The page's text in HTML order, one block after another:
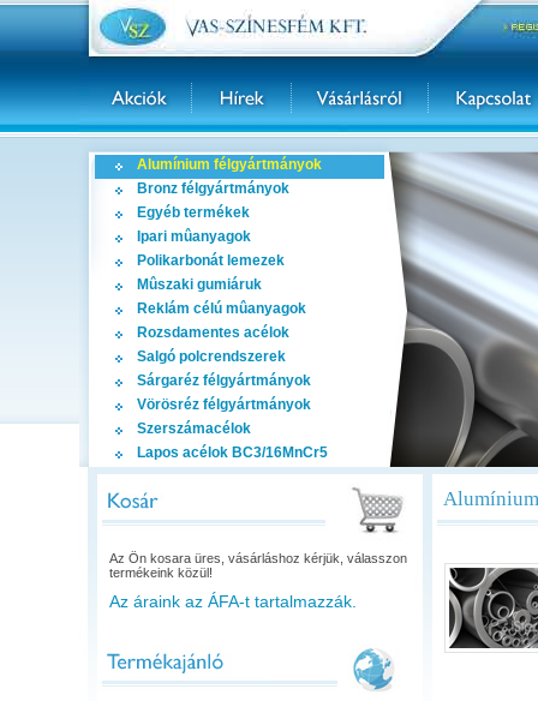
Alumínium félgyártmányok
Bronz félgyártmányok
Egyéb termékek
Ipari mûanyagok
Polikarbonát lemezek
Mûszaki gumiáruk
Reklám célú mûanyagok
Rozsdamentes acélok
Salgó polcrendszerek
Sárgaréz félgyártmányok
Vörösréz félgyártmányok
Szerszámacélok
Lapos acélok BC3/16MnCr5
Az Ön kosara üres, vásárláshoz kérjük, válasszon
termékeink közül!
Az áraink az ÁFA-t tartalmazzák.